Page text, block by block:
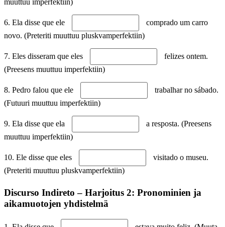
muuttuu imperfektiin)
6. Ela disse que ele
comprado um carro
novo. (Preteriti muuttuu pluskvamperfektiin)
7. Eles disseram que eles
felizes ontem.
(Preesens muuttuu imperfektiin)
8. Pedro falou que ele
trabalhar no sábado.
(Futuuri muuttuu imperfektiin)
9. Ela disse que ela
a resposta. (Preesens
muuttuu imperfektiin)
10. Ele disse que eles
visitado o museu.
(Preteriti muuttuu pluskvamperfektiin)
Discurso Indireto – Harjoitus 2: Pronominien ja
aikamuotojen yhdistelmä